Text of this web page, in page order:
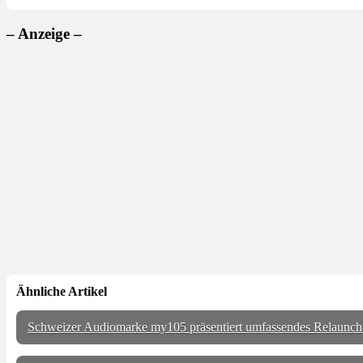
– Anzeige –
Ähnliche Artikel
Schweizer Audiomarke my105 präsentiert umfassendes